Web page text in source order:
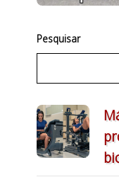
Pesquisar